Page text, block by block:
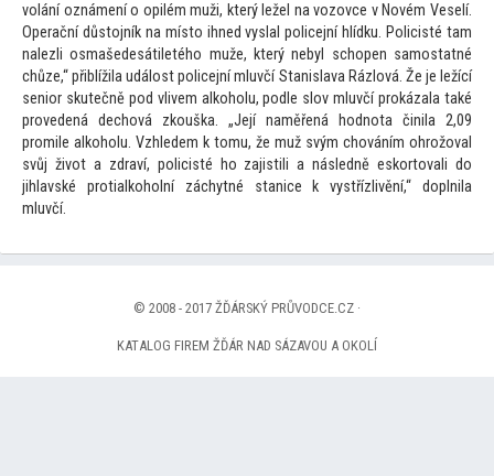
volání oznámení o opilém muži, který ležel na vozovce v Novém Veselí.
Operační důstojník na místo ihned vyslal policejní hlídku. Policisté tam
nalezli osmašedesátiletého muže, který nebyl schopen samostatné
chůze,“ přiblížila událost policejní mluvčí Stanislava Rázlová. Že je ležící
senior skutečně pod vlivem alkoholu, podle slov mluvčí prokázala také
provedená dechová zkouška. „Její naměřená hodnota činila 2,09
promile alkoholu. Vzhledem k tomu, že muž svým chováním ohrožoval
svůj život a zdraví, policisté ho zajistili a následně eskortovali do
jihlavské protialkoholní záchytné stanice k vystřízlivění,“ doplnila
mluvčí.
© 2008 - 2017 ŽĎÁRSKÝ PRŮVODCE.CZ ·
KATALOG FIREM ŽĎÁR NAD SÁZAVOU A OKOLÍ